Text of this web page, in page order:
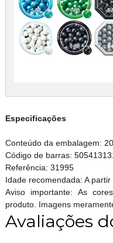
Especificações
Conteúdo da embalagem:
Código de barras:
Referência: 31995
Idade recomendada: A
Aviso importante: As
produto. Imagens
Avaliações